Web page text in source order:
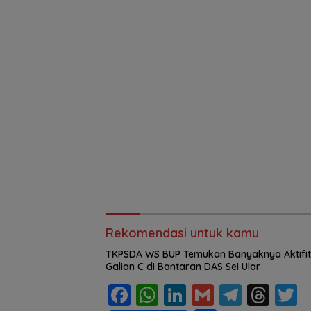
Rekomendasi untuk kamu
TKPSDA WS BUP Temukan Banyaknya
Galian C di Bantaran DAS Sei Ular
F W Li G T T